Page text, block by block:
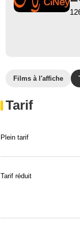
Films à l'affiche
Tarif
Plein tarif
Tarif réduit